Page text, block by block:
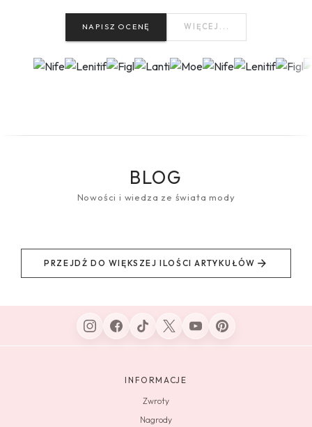
NAPISZ OCENĘ WIĘCEJ...
BLOG
Nowości i wiedza ze świata mody
PRZEJDŹ DO WIĘKSZEJ ILOŚCI ARTYKUŁÓW
INFORMACJE
Zwroty
Nagrody